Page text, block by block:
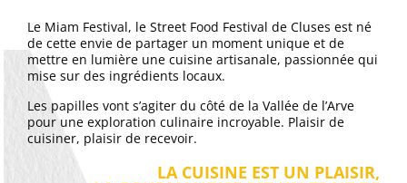
Le Miam Festival, le Street Food Festival de Cluses est né
de cette envie de partager un moment unique et de
mettre en lumière une cuisine artisanale, passionnée qui
mise sur des ingrédients locaux.
Les papilles vont s’agiter du côté de la Vallée de l’Arve
pour une exploration culinaire incroyable. Plaisir de
cuisiner, plaisir de recevoir.
LA CUISINE EST UN PLAISIR,